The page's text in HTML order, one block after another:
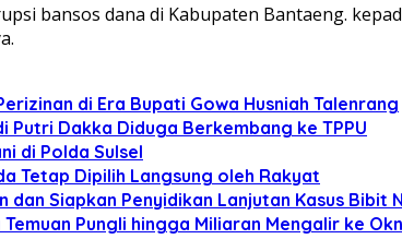
bansos dana di Kabupaten Bantaeng.
di Era Bupati Gowa Husniah Talenrang
Putri Dakka Diduga Berkembang ke TPPU
di Polda Sulsel
Tetap Dipilih Langsung oleh Rakyat
Siapkan Penyidikan Lanjutan Kasus Bibit
Pungli hingga Miliaran Mengalir ke